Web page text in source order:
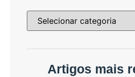
Artigos mais